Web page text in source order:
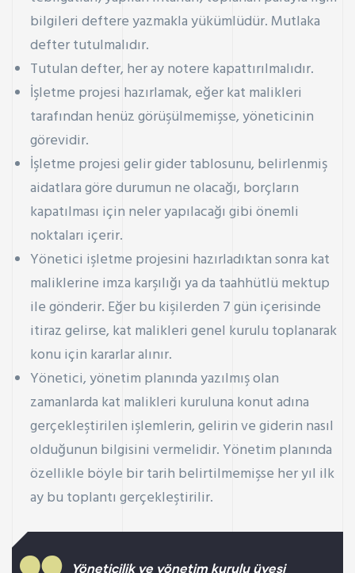
bilgileri deftere yazmakla yükümlüdür. Mutlaka
defter tutulmalıdır.
Tutulan defter, her ay notere kapattırılmalıdır.
İşletme projesi hazırlamak, eğer kat malikleri
tarafından henüz görüşülmemişse, yöneticinin
görevidir.
İşletme projesi gelir gider tablosunu, belirlenmiş
aidatlara göre durumun ne olacağı, borçların
kapatılması için neler yapılacağı gibi önemli
noktaları içerir.
Yönetici işletme projesini hazırladıktan sonra kat
maliklerine imza karşılığı ya da taahhütlü mektup
ile gönderir. Eğer bu kişilerden 7 gün içerisinde
itiraz gelirse, kat malikleri genel kurulu toplanarak
konu için kararlar alınır.
Yönetici, yönetim planında yazılmış olan
zamanlarda kat malikleri kuruluna konut adına
gerçekleştirilen işlemlerin, gelirin ve giderin nasıl
olduğunun bilgisini vermelidir. Yönetim planında
özellikle böyle bir tarih belirtilmemişse her yıl ilk
ay bu toplantı gerçekleştirilir.
Yöneticilik ve yönetim kurulu üyesi